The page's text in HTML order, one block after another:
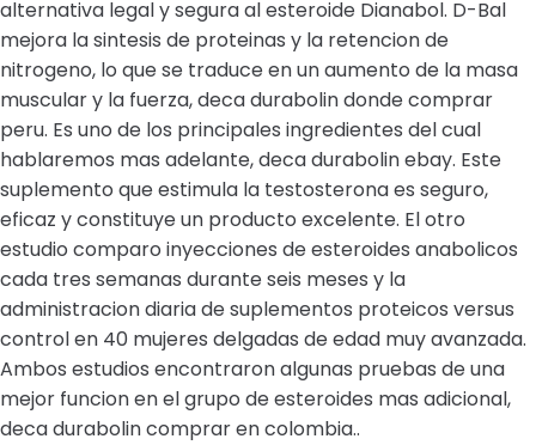
alternativa legal y segura al esteroide Dianabol. D-Bal
mejora la sintesis de proteinas y la retencion de
nitrogeno, lo que se traduce en un aumento de la masa
muscular y la fuerza, deca durabolin donde comprar
peru. Es uno de los principales ingredientes del cual
hablaremos mas adelante, deca durabolin ebay. Este
suplemento que estimula la testosterona es seguro,
eficaz y constituye un producto excelente. El otro
estudio comparo inyecciones de esteroides anabolicos
cada tres semanas durante seis meses y la
administracion diaria de suplementos proteicos versus
control en 40 mujeres delgadas de edad muy avanzada.
Ambos estudios encontraron algunas pruebas de una
mejor funcion en el grupo de esteroides mas adicional,
deca durabolin comprar en colombia..